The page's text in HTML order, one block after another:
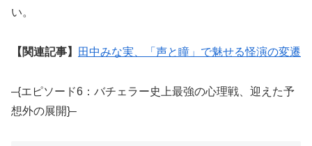
い。
【関連記事】 田中みな実、「声と瞳」で魅せる怪演の変遷
–{エピソード6：バチェラー史上最強の心理戦、迎えた予
想外の展開}–